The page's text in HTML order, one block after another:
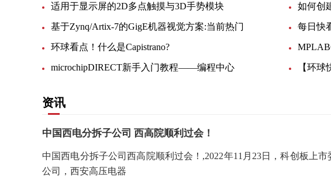
适用于显示屏的2D多点触摸与3D手势模块 如何创
基于Zynq/Artix-7的GigE机器视觉方案:当前热门 每日快
环球看点！什么是Capistrano?
microchipDIRECT新手入门教程——编程中心
资讯
中国西电分拆子公司 西高院顺利过会！
中国西电分拆子公司西高院顺利过会！,2022年11月23日，科创板上
公司，西安高压电器